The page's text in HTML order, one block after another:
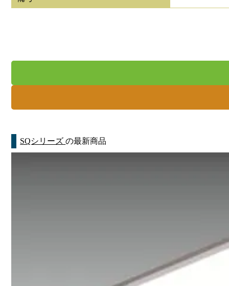
SQシリーズの最新商品